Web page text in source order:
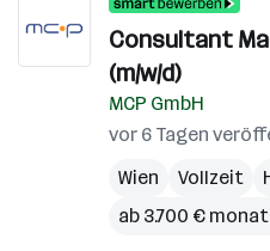
Consultant
(m/w/d)
MCP GmbH
vor 6 Tagen
Wien
Vollzeit
ab 3.700 €